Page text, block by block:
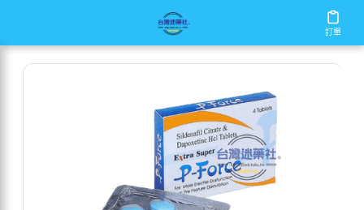
訂單
訂單
必利吉(p-force)藍p